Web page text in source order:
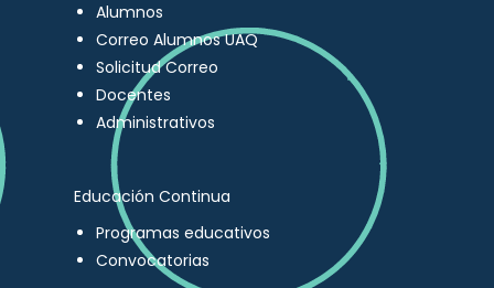
Alumnos
Correo Alumnos UAQ
Solicitud Correo
Docentes
Administrativos
Educación Continua
Programas educativos
Convocatorias